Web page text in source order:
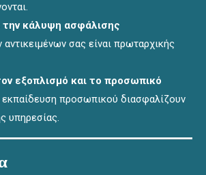
την κάλυψη ασφάλισης
σας είναι πρωταρχικής
εξοπλισμό και το προσωπικό
εκπαίδευση προσωπικού διασφαλίζουν
υπηρεσίας.